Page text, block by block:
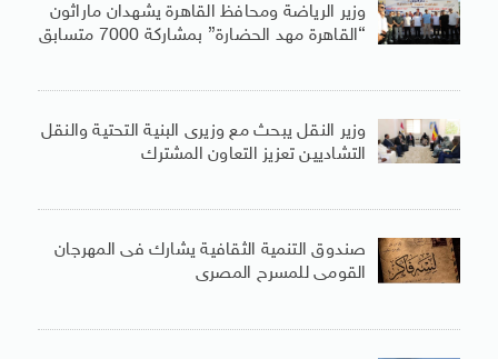
وزير الرياضة ومحافظ القاهرة يشهدان ماراثون
“القاهرة مهد الحضارة” بمشاركة 7000 متسابق
وزير النقل يبحث مع وزيرى البنية التحتية والنقل
التشاديين تعزيز التعاون المشترك
صندوق التنمية الثقافية يشارك فى المهرجان
القومى للمسرح المصرى